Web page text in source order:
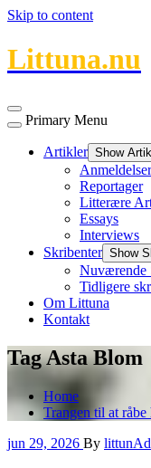
Skip to content
Littuna.nu
Primary Menu
Artikler Show
Anmeldelser
Reportager
Litterære
Essays
Interviews
Skribenter Show
Nuværende
Tidligere
Om Littuna
Kontakt
Tag Asta Blom
Home
Trangen til at
jun 29, 2026 By